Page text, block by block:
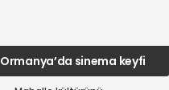
Ormanya’da sinema keyfi